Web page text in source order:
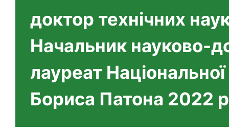
доктор технічних
Начальник науково-
лауреат Національної
Бориса Патона 2022